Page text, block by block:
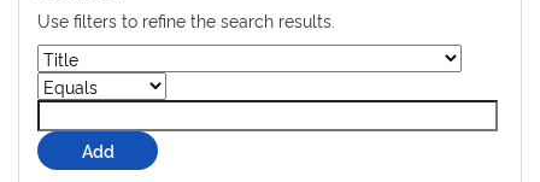
Use filters to refine the search results.